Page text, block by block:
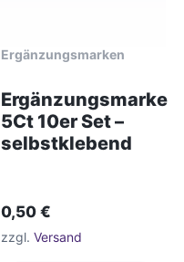
Ergänzungsmarken
Ergänzungsmarke
5Ct 10er Set –
selbstklebend
0,50 €
zzgl. Versand